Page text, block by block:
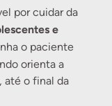
por cuidar da
e
o paciente
orienta a
até o final da